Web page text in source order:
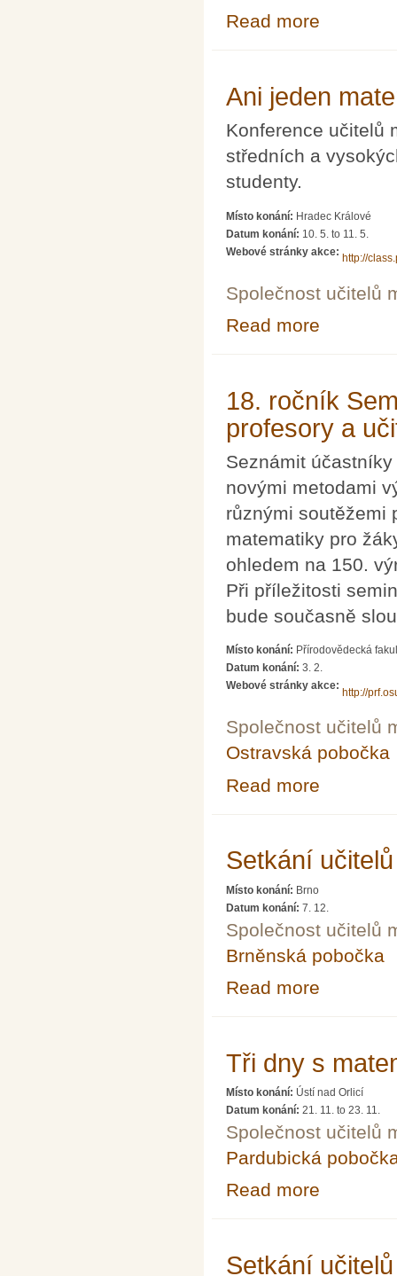
Read more
Ani jeden
Konference učitelů
středních a
studenty.
Místo konání: Hradec Králové
Datum konání: 10. 5. to 11. 5.
Webové stránky akce:
http://
Společnost učitelů
Read more
18. ročník
profesory a
Seznámit
novými metodami
různými soutěžemi
matematiky pro
ohledem na 150.
Při příležitosti
bude současně
Místo konání: Přírodovědecká
Datum konání: 3. 2.
Webové stránky akce:
http://
Společnost učitelů
Ostravská pobočka
Read more
Setkání
Místo konání: Brno
Datum konání: 7. 12.
Společnost učitelů
Brněnská pobočka
Read more
Tři dny s
Místo konání: Ústí nad Orlicí
Datum konání: 21. 11. to 23. 11.
Společnost učitelů
Pardubická
Read more
Setkání